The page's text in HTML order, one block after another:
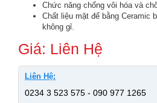
Chức năng chống vôi hóa và
Chất liệu mặt đế bằng Ceramic
không gỉ.
Giá: Liên Hệ
Liên Hệ:
0234 3 523 575 - 090 977 1265